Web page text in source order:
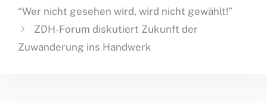
“Wer nicht gesehen wird, wird nicht gewählt!”
ZDH-Forum diskutiert Zukunft der
Zuwanderung ins Handwerk